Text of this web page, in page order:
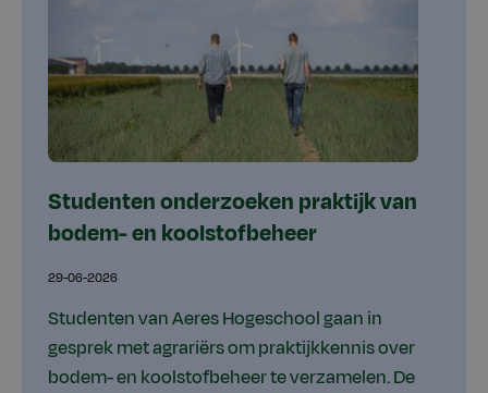
Studenten onderzoeken praktijk van
bodem- en koolstofbeheer
29-06-2026
Studenten van Aeres Hogeschool gaan in
gesprek met agrariërs om praktijkkennis over
bodem- en koolstofbeheer te verzamelen. De